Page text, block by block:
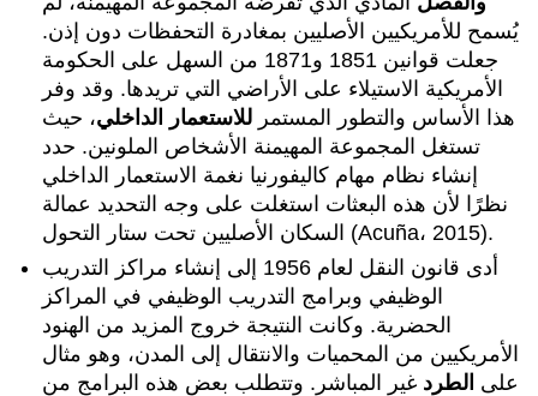
يُسمح للأمريكيين الأصليين بمغادرة التحفظات دون إذن.
جعلت قوانين 1851 و1871 من السهل على الحكومة
الأمريكية الاستيلاء على الأراضي التي تريدها. وقد وفر
هذا الأساس والتطور المستمر للاستعمار الداخلي، حيث
تستغل المجموعة المهيمنة الأشخاص الملونين. حدد
إنشاء نظام مهام كاليفورنيا نغمة الاستعمار الداخلي
نظرًا لأن هذه البعثات استغلت على وجه التحديد عمالة
السكان الأصليين تحت ستار التحول (Acuña، 2015).
أدى قانون النقل لعام 1956 إلى إنشاء مراكز التدريب
الوظيفي وبرامج التدريب الوظيفي في المراكز
الحضرية. وكانت النتيجة خروج المزيد من الهنود
الأمريكيين من المحميات والانتقال إلى المدن، وهو مثال
على الطرد غير المباشر. وتتطلب بعض هذه البرامج من